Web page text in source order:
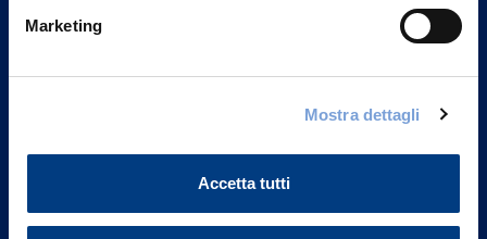
Marketing
Mostra dettagli
Accetta tutti
Part. IVA 01329510158